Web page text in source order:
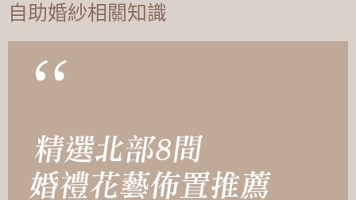
自助婚紗相關知識